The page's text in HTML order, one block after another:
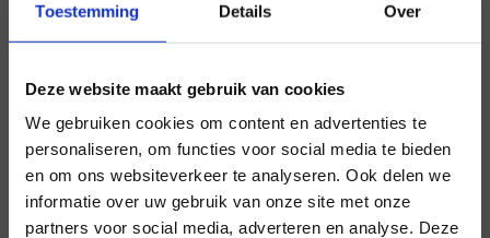
Toestemming Details Over
Deze website maakt gebruik van cookies
We gebruiken cookies om content en advertenties te
personaliseren, om functies voor social media te bieden
en om ons websiteverkeer te analyseren. Ook delen we
informatie over uw gebruik van onze site met onze
partners voor social media, adverteren en analyse. Deze
×